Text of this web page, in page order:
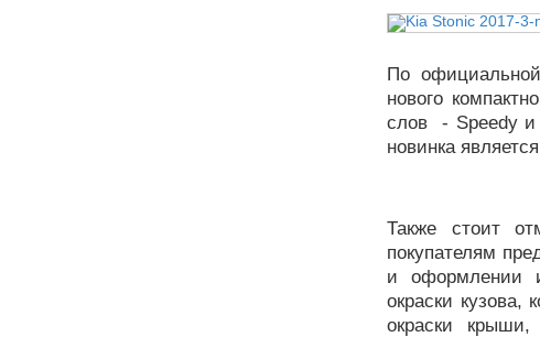
По
нового
слов - Speedy и
новинка
Также стоит
покупателям
и оформлении
окраски кузова,
окраски